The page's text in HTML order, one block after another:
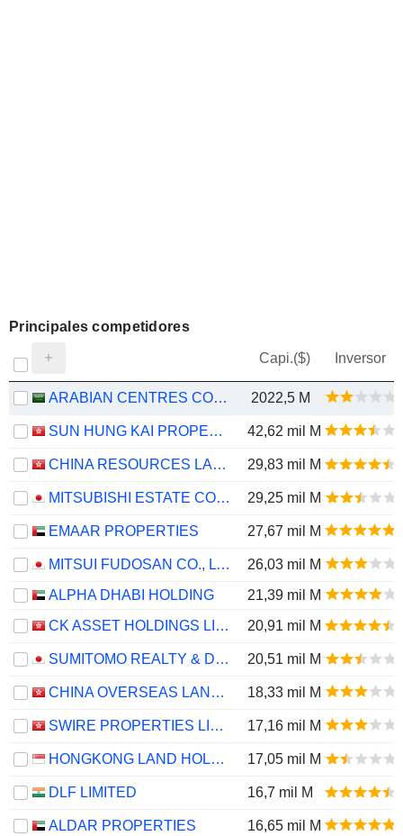
Principales competidores
Capi.($) Inversor
ARABIAN CENTRES COMPANY 2022,5 M
SUN HUNG KAI PROPERTIES LIMITED 42,62 mil M
CHINA RESOURCES LAND LIMITED 29,83 mil M
MITSUBISHI ESTATE CO., LTD. 29,25 mil M
EMAAR PROPERTIES 27,67 mil M
MITSUI FUDOSAN CO., LTD.
26,03 mil M
ALPHA DHABI HOLDING
21,39 mil M
CK ASSET HOLDINGS LIMITED
20,91 mil M
SUMITOMO REALTY & DEVELOPMENT CO., LTD. 20,51 mil M
CHINA OVERSEAS LAND & INVESTMENT LIMITED 18,33 mil M
SWIRE PROPERTIES LIMITED 17,16 mil M
HONGKONG LAND HOLDINGS LIMITED 17,05 mil M
DLF LIMITED 16,7 mil M
ALDAR PROPERTIES 16,65 mil M